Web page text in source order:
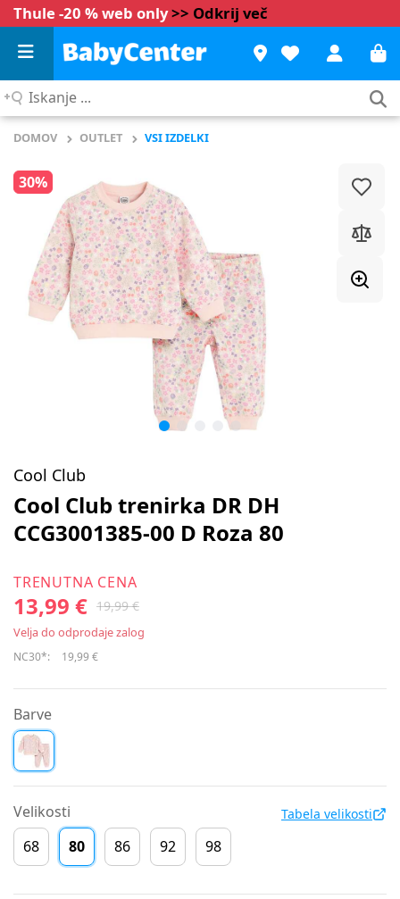
Thule -20 % web only>> Odkrij več
Iskanje
DOMOV OUTLET VSI IZDELKI
30%
Cool Club
Cool Club trenirka DR DH
CCG3001385-00 D Roza 80
TRENUTNA CENA
13,99 € 19,99 €
Velja do odprodaje zalog
NC30*: 19,99 €
Barve
Velikosti Tabela velikosti
68 80 86 92 98